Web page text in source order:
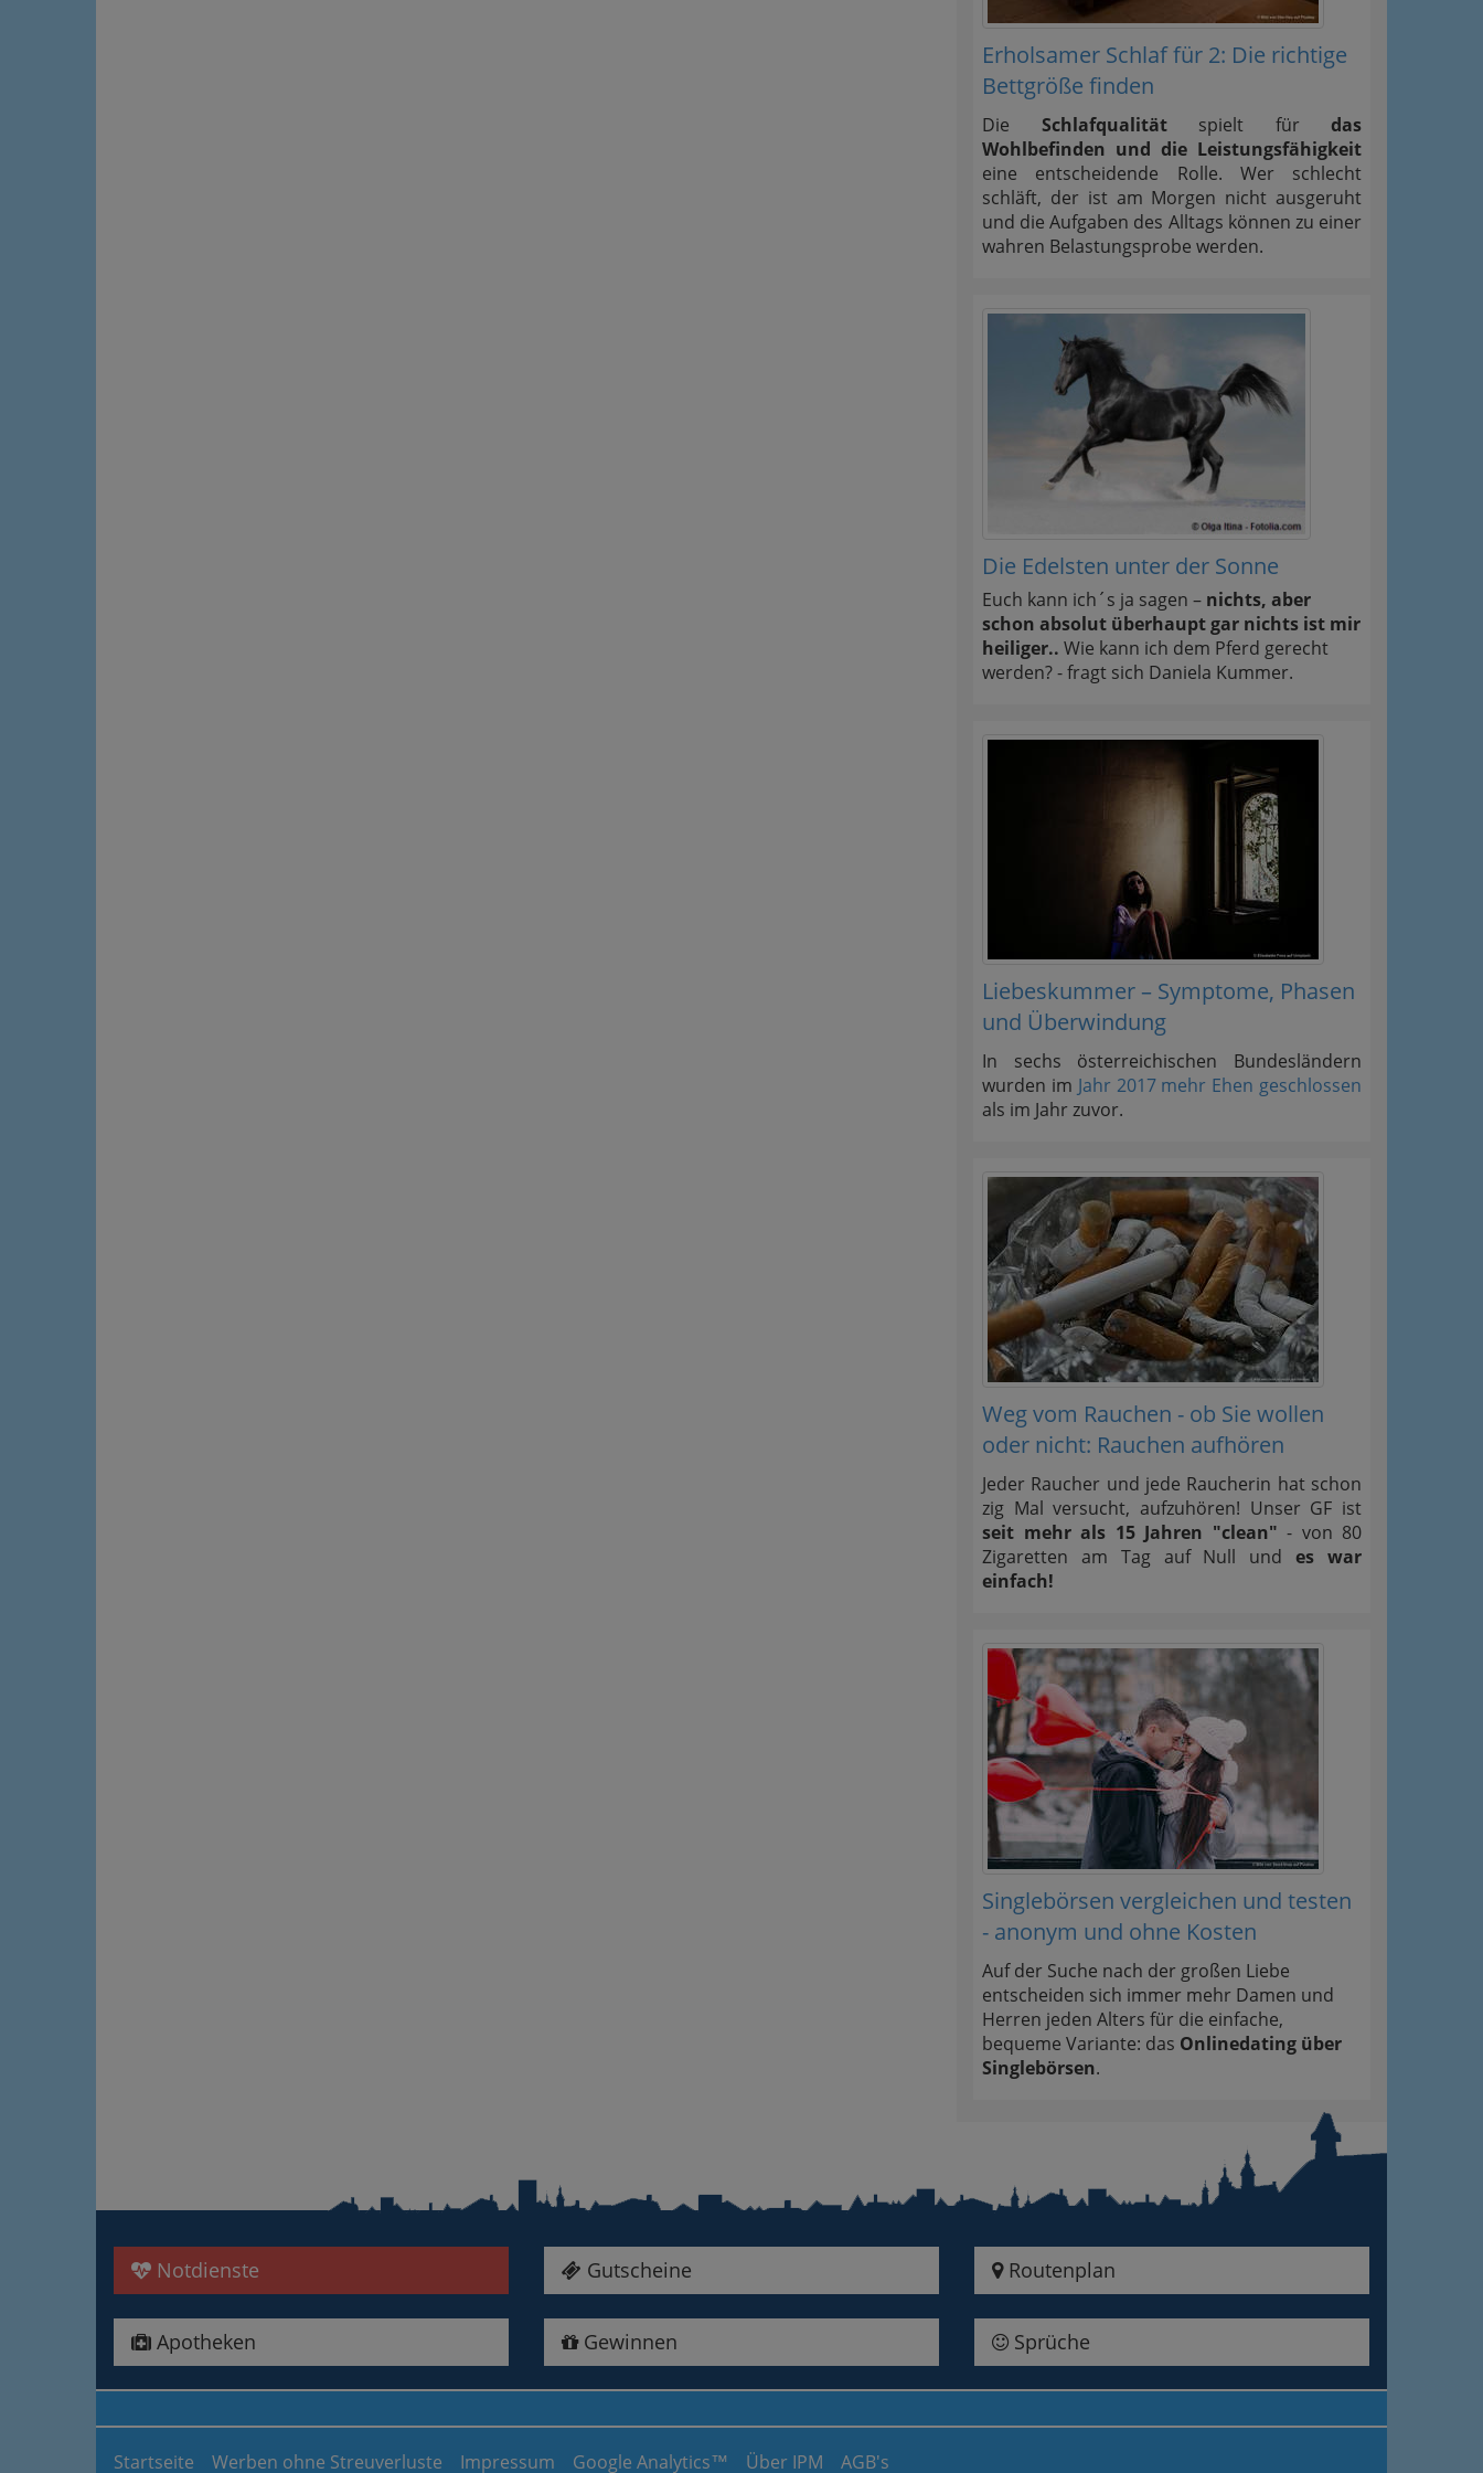
Erholsamer Schlaf für 2: Die richtige
Bettgröße finden
Die Schlafqualitätspielt für das
Wohlbefinden und die Leistungsfähigkeit
eine entscheidende Rolle. Wer schlecht
schläft, der ist am Morgen nicht ausgeruht
und die Aufgaben des Alltags können zu einer
wahren Belastungsprobe werden.
Die Edelsten unter der Sonne
Euch kann ich´s ja sagen – nichts, aber
schon absolut überhaupt gar nichts ist mir
heiliger.. Wie kann ich dem Pferd gerecht
werden? - fragt sich Daniela Kummer.
Liebeskummer – Symptome, Phasen
und Überwindung
In sechs österreichischen Bundesländern
wurden im Jahr 2017 mehr Ehen geschlossen
als im Jahr zuvor.
Weg vom Rauchen - ob Sie wollen
oder nicht: Rauchen aufhören
Jeder Raucher und jede Raucherin hat schon
zig Mal versucht, aufzuhören! Unser GF ist
seit mehr als 15 Jahren "clean" - von 80
Zigaretten am Tag auf Null undes war
einfach!
Singlebörsen vergleichen und testen
- anonym und ohne Kosten
Auf der Suche nach der großen Liebe
entscheiden sich immer mehr Damen und
Herren jeden Alters für die einfache,
bequeme Variante: das Onlinedating über
Singlebörsen.
Notdienste
Apotheken
Gutscheine
Gewinnen
Routenplan
Sprüche
Startseite Werben ohne Streuverluste Impressum Google Analytics™ Über IPM AGB's